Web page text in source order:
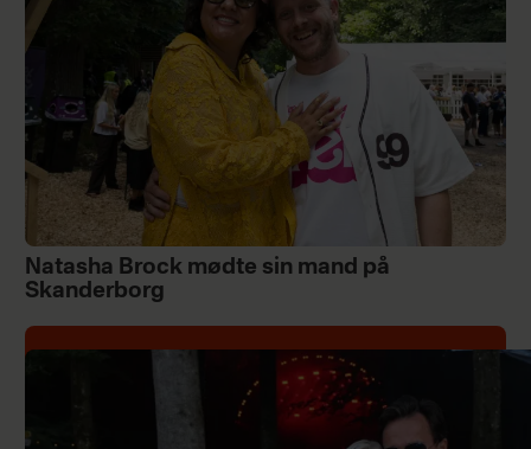
Natasha Brock mødte sin mand på
Skanderborg